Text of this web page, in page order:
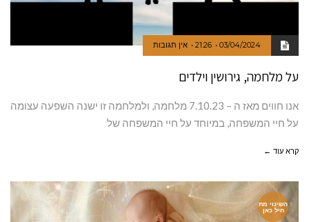
03/04/2024
21:26 אין תגובות
על מלחמה, גירושין וילדים
אנו חווים מאז ה – 7.10.23 מלחמה, ולמלחמה זו ישנה השפעה עצומה
על חיי המשפחה, במיוחד על חיי המשפחה של
קרא עוד ←
השינוי מת
חיל כאן